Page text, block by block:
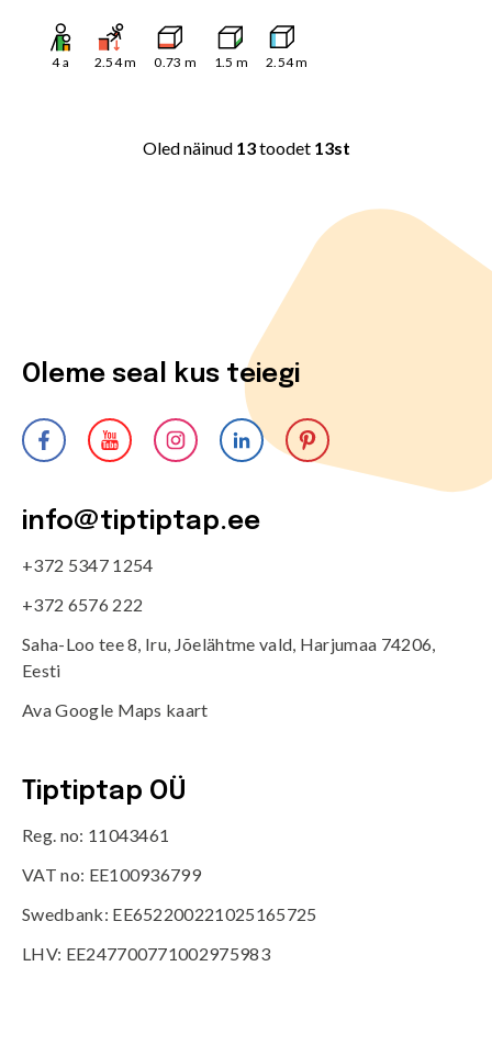
4a 2.54m 0.73 m 1.5 m 2.54m
Oled näinud 13toodet 13st
Oleme seal kus teiegi
info@tiptiptap.ee
+372 5347 1254
+372 6576 222
Saha-Loo tee 8, Iru, Jõelähtme vald, Harjumaa 74206,
Eesti
Ava Google Maps kaart
Tiptiptap OÜ
Reg. no: 11043461
VAT no: EE100936799
Swedbank: EE652200221025165725
LHV: EE247700771002975983